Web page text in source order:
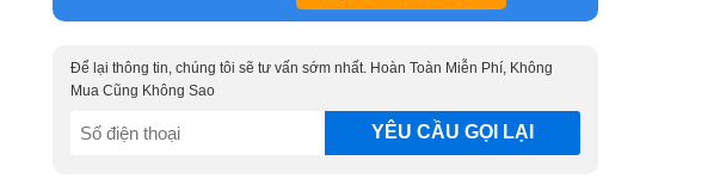
Để lại thông tin, chúng tôi sẽ tư vấn sớm nhất. Hoàn Toàn Miễn Phí, Không
Mua Cũng Không Sao
SĐT